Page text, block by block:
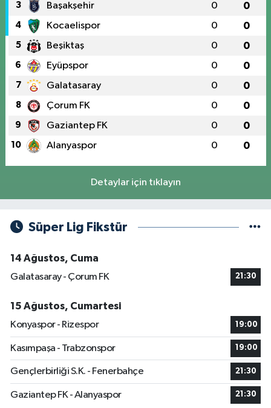
3 Başakşehir 0 0
4 Kocaelispor 0 0
5 Beşiktaş 0 0
6 Eyüpspor 0 0
7 Galatasaray 0 0
8 Çorum FK 0 0
9 Gaziantep FK 0 0
10 Alanyaspor 0 0
Detaylar için tıklayın
Süper Lig Fikstür
14 Ağustos, Cuma
Galatasaray - Çorum FK
21:30
15 Ağustos, Cumartesi
Konyaspor - Rizespor
19:00
Kasımpaşa - Trabzonspor 19:00
Gençlerbirliği S.K. - Fenerbahçe 21:30
Gaziantep FK - Alanyaspor 21:30